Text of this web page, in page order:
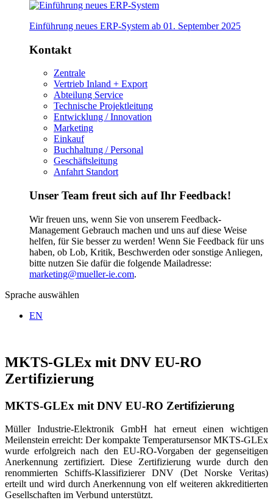
Einführung neues ERP-System ab 01. September 2025
Kontakt
Zentrale
Vertrieb Inland + Export
Abteilung Service
Technische Projektleitung
Entwicklung / Innovation
Marketing
Einkauf
Buchhaltung / Personal
Geschäftsleitung
Anfahrt Standort
Unser Team freut sich auf Ihr Feedback!
Wir freuen uns, wenn Sie von unserem Feedback-
Management Gebrauch machen und uns auf diese Weise
helfen, für Sie besser zu werden! Wenn Sie Feedback für uns
haben, ob Lob, Kritik, Beschwerden oder sonstige Anliegen,
bitte nutzen Sie dafür die folgende Mailadresse:
marketing@mueller-ie.com.
Sprache auswählen
EN
MKTS-GLEx mit DNV EU-RO
Zertifizierung
MKTS-GLEx mit DNV EU-RO Zertifizierung
Müller Industrie-Elektronik GmbH hat erneut einen wichtigen
Meilenstein erreicht: Der kompakte Temperatursensor MKTS-GLEx
wurde erfolgreich nach den EU-RO-Vorgaben der gegenseitigen
Anerkennung zertifiziert. Diese Zertifizierung wurde durch den
renommierten Schiffs-Klassifizierer DNV (Det Norske Veritas)
erteilt und wird durch Anerkennung von elf weiteren akkreditierten
Gesellschaften im Verbund unterstützt.